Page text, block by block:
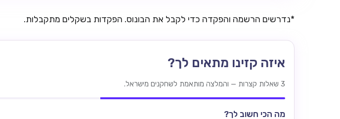
*נדרשים הרשמה והפקדה כדי לקבל את הבונוס. הפקדות בשקלים מתקבלות.
איזה קזינו מתאים לך?
3 שאלות קצרות — והמלצה מותאמת לשחקנים מישראל.
מה הכי חשוב לך?